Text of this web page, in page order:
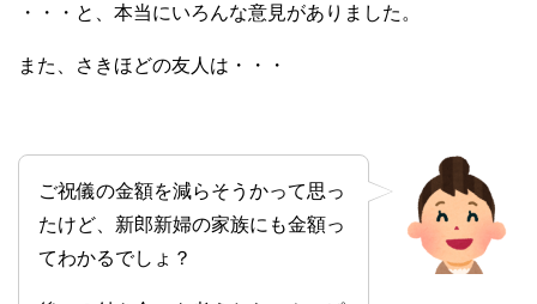
・・・と、本当にいろんな意見がありました。
また、さきほどの友人は・・・
ご祝儀の金額を減らそうかって思っ
たけど、新郎新婦の家族にも金額っ
てわかるでしょ？